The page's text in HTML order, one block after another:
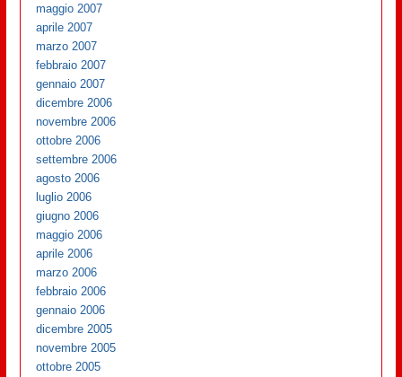
maggio 2007
aprile 2007
marzo 2007
febbraio 2007
gennaio 2007
dicembre 2006
novembre 2006
ottobre 2006
settembre 2006
agosto 2006
luglio 2006
giugno 2006
maggio 2006
aprile 2006
marzo 2006
febbraio 2006
gennaio 2006
dicembre 2005
novembre 2005
ottobre 2005